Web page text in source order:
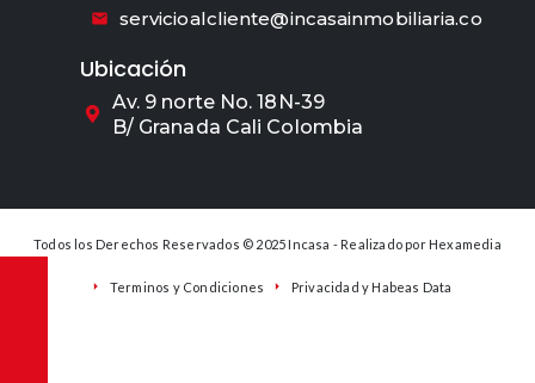
servicioalcliente@incasainmobiliaria.co
Ubicación
Av. 9 norte No. 18N-39
B/ Granada Cali Colombia
Todos los Derechos Reservados © 2025 Incasa - Realizado por Hexamedia
Terminos y Condiciones Privacidad y Habeas Data